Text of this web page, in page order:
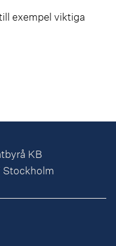
exempel viktiga
KB
Stockholm